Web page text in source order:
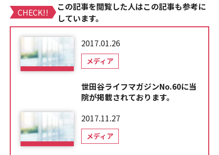
CHECK!!
この記事を閲覧した人はこの記事も参考に
しています。
2017.01.26
メディア
世田谷ライフマガジンNo.60に当
院が掲載されております。
2017.11.27
メディア